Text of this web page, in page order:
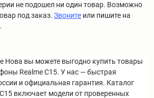
не подошел ни один товар. Возможно
под заказ. Звоните или пишите на
.
Нова вы можете выгодно купить товары
Realme C15. У нас — быстрая
и официальная гарантия. Каталог
включает модели от проверенных